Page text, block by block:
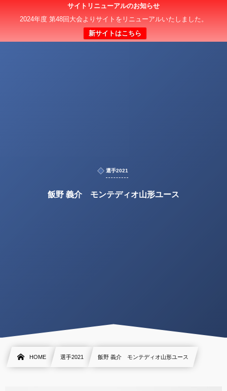
サイトリニューアルのお知らせ
2024年度 第48回大会よりサイトをリニューアルいたしました。
新サイトはこちら
選手2021
飯野 義介 モンテディオ山形ユース
HOME 選手2021 飯野 義介 モンテディオ山形ユース